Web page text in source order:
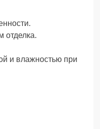
отделка.
и влажностью при